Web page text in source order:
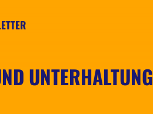
UNTERHALTUNG